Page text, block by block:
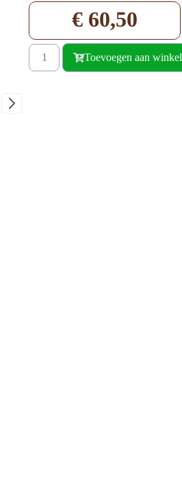
€ 60,50
Toevoegen aan